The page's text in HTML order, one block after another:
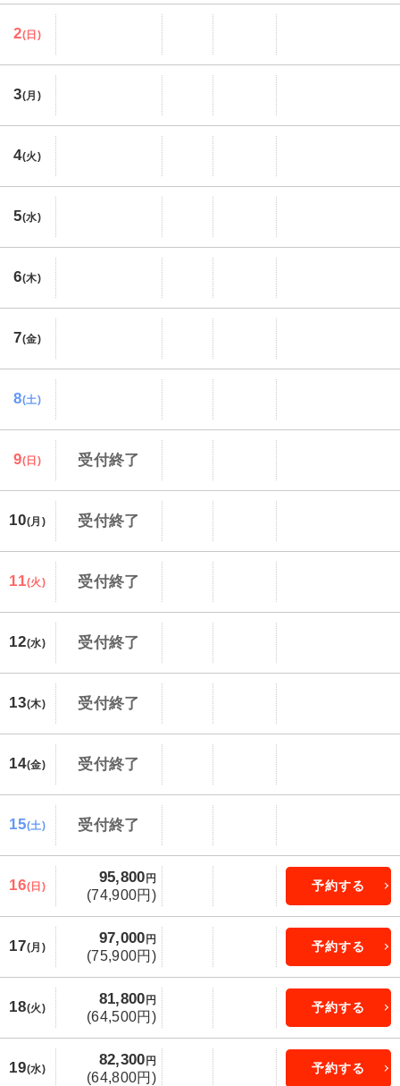
2(日)
3(月)
4(火)
5(水)
6(木)
7(金)
8(土)
9(日) 受付終了
10(月) 受付終了
11(火) 受付終了
12(水) 受付終了
13(木) 受付終了
14(金) 受付終了
15(土) 受付終了
16(日)
95,800 円
(74,900円)
予約する
17(月)
97,000 円
(75,900円)
予約する
18(火)
81,800 円
(64,500円)
予約する
19(水)
82,300 円
(64,800円)
予約する